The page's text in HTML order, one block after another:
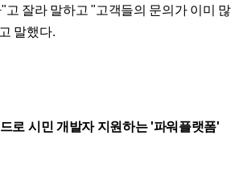
고 잘라 말하고 "고객들의 문의가 이미 많
말했다.
로 시민 개발자 지원하는 '파워플랫폼'